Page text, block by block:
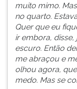
muito mimo.
no quarto.
Quer que eu
ir embora,
escuro. Então
me abraçou e
olhou agora,
medo. Mas se